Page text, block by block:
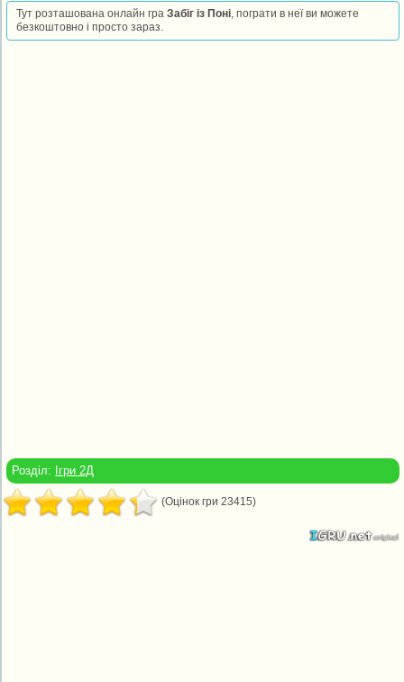
Тут розташована онлайн граЗабіг із Поні, пограти в неї ви можете
безкоштовно і просто зараз.
Розділ: Ігри 2Д
(Оцінок гри 23415)